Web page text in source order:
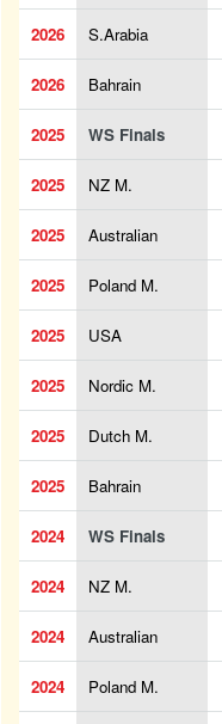
2026 S.Arabia
2026 Bahrain
2025 WS Finals
2025 NZ M.
2025 Australian
2025 Poland M.
2025 USA
2025 Nordic M.
2025 Dutch M.
2025 Bahrain
2024 WS Finals
2024 NZ M.
2024 Australian
2024 Poland M.